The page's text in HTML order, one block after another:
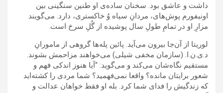
داشت و عاشق بود. سخنان ساده‌ی او طنین سنگینی بین
اونیفورم پوش‌های، مردانِ سیاه وُ خاکستری، دارد. می‌گویند
مزارِ او در تمامِ طولِ سال پوشیده از گُلِ سرخ است.
لوریتا از آن‌جا بیرون می‌آید. پائین پله‌ها گروهی از مامورانِ
د.ی.ن.ا. (سازمان مخفی شیلی) می‌خواهند مزاحمش بشوند.
مستقیم نگاه‌شان می‌کند و می‌گوید: “آیا هنوز اندکی فهم و
شعور برایتان مانده؟ واقعا نمی‌فهمید؟ شما مردی را کشته‌اید
که زندگیش را فدای شما کرد. بله او فقط خواهان عدالت و